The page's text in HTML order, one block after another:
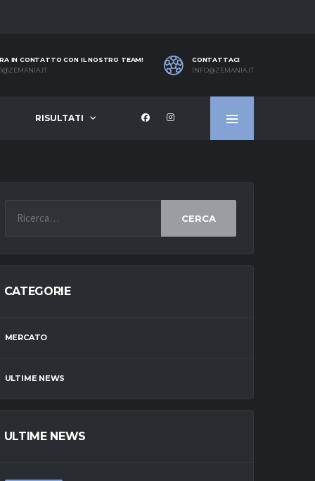
IN CONTATTO CON IL NOSTRO TEAM!
CONTATTACI
INFO@ZEMANIA.IT
RISULTATI
CERCA
CATEGORIE
MERCATO
ULTIME NEWS
ULTIME NEWS